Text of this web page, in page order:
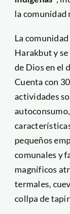
la comunidad
La
Harakbut y
de Dios en el
Cuenta con
actividades
pequeños
comunales y
magníficos
termales,
collpa de